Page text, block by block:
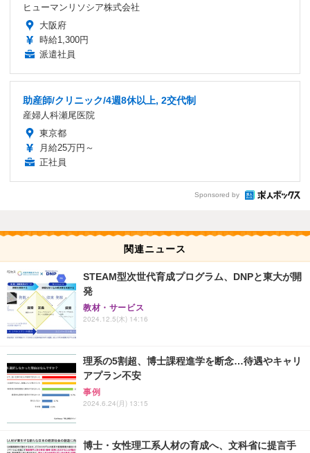
ヒューマンリソシア株式会社
大阪府
時給1,300円
派遣社員
助産師/クリニック/4週8休以上, 2交代制
産婦人科瀬尾医院
東京都
月給25万円～
正社員
Sponsored by
関連ニュース
STEAM型次世代育成プログラム、DNPと東大が開
発
教材・サービス
2024.12.5(木) 14:16
理系の5割超、博士課程進学を断念…待遇やキャリ
アプラン不安
事例
2024.6.24(月) 13:15
博士・女性理工系人材の育成へ、文科省に提言手